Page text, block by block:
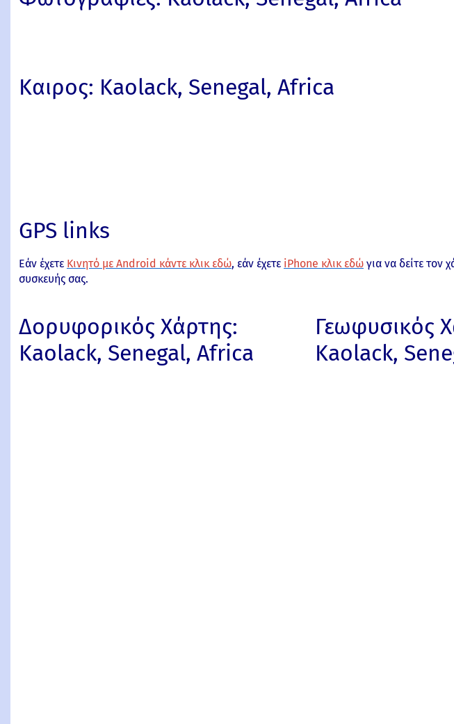
Καιρος: Kaolack, Senegal, Africa
GPS links
Εάν έχετε Κινητό με Android κάντε κλικ εδώ, εάν έχετε iPhone κλικ εδώ για να δείτε τον
συσκευής σας.
Δορυφορικός Χάρτης:
Kaolack, Senegal, Africa
Γεωφυσικός
Kaolack,